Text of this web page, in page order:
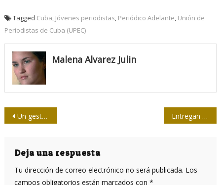
Tagged Cuba Jóvenes periodistas Periódico Adelante Unión de
Periodistas de Cuba (UPEC)
Malena Alvarez Julin
Navegación
entradas
Un gesto de amor Entregan a Doris Cairo premio Jesús Montané Oropesa
Deja una respuesta
Tu dirección de correo electrónico no será publicada. Los
campos obligatorios están marcados con *